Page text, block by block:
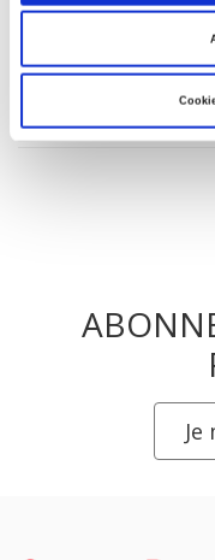
La ville verte au
Je